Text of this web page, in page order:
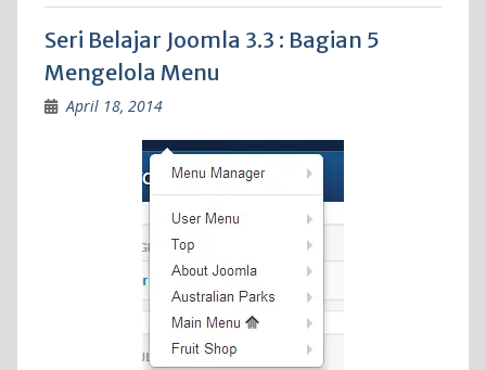
Seri Belajar Joomla 3.3 : Bagian 5
Mengelola Menu
April 18, 2014